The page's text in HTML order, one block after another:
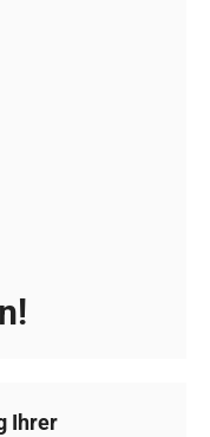
Ihrer